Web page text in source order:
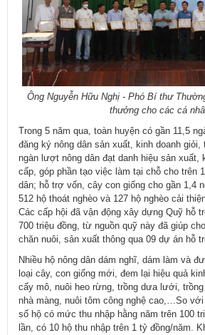
Ông Nguyễn Hữu Nghị - Phó Bí thư
thưởng cho các cá
Trong 5 năm qua, toàn huyện có gần 11,5
đăng ký nông dân sản xuất, kinh doanh
ngàn lượt nông dân đạt danh hiệu sản xuất,
cấp, góp phần tạo việc làm tại chỗ cho trên
dân; hỗ trợ vốn, cây con giống cho gần 1,4
512 hộ thoát nghèo và 127 hộ nghèo cải
Các cấp hội đã vận động xây dựng Quỹ hỗ
700 triệu đồng, từ nguồn quỹ này đã giúp
chăn nuôi, sản xuất thông qua 09 dự án hỗ
Nhiều hộ nông dân dám nghĩ, dám làm và
loại cây, con giống mới, đem lại hiệu quả
cấy mô, nuôi heo rừng, trồng dưa lưới,
nhà màng, nuôi tôm công nghệ cao,…So với
số hộ có mức thu nhập hằng năm trên 100
lần, có 10 hộ thu nhập trên 1 tỷ đồng/năm.